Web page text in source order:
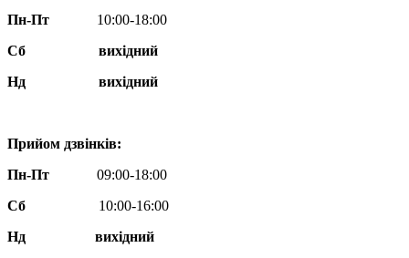
Пн-Пт
10:00-18:00
Сб
вихідний
Нд
вихідний
Прийом дзвінків:
Пн-Пт
09:00-18:00
Сб
10:00-16:00
Нд вихідний